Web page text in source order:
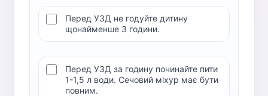
Перед УЗД не годуйте дитину
щонайменше 3 години.
Перед УЗД за годину починайте пити
1-1,5 л води. Сечовий міхур має бути
повним.